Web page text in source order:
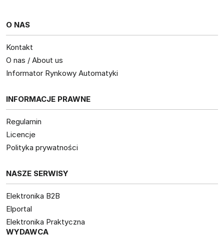
O NAS
Kontakt
O nas / About us
Informator Rynkowy Automatyki
INFORMACJE PRAWNE
Regulamin
Licencje
Polityka prywatności
NASZE SERWISY
Elektronika B2B
Elportal
Elektronika Praktyczna
WYDAWCA